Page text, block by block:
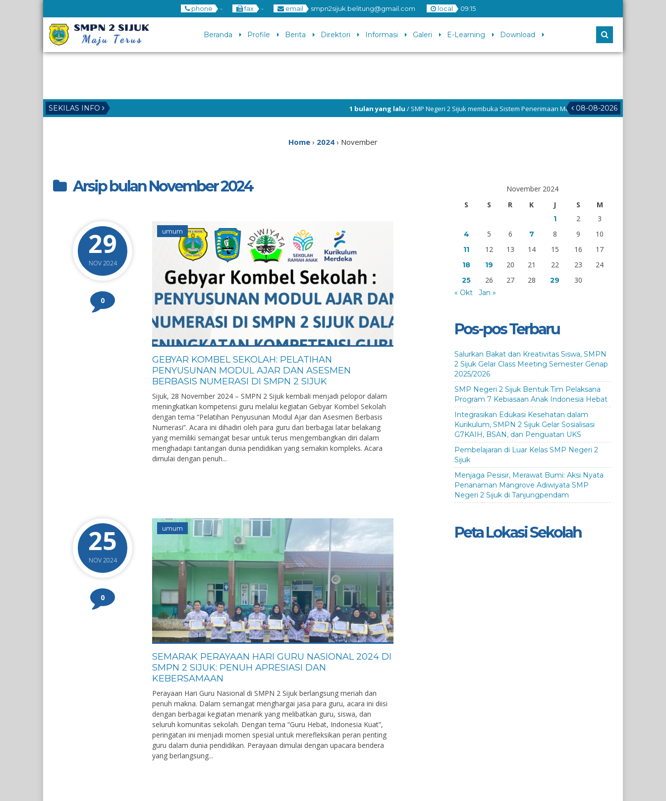
phone - fax - email smpn2sijuk.belitung@gmail.com local 09:15
Beranda Profile Berita Direktori Informasi Galeri E-Learning Download
SEKILAS INFO 08-08-2026
1 bulan yang lalu/ SMP Negeri 2 Sijuk membuka Sistem Penerimaan Murid Baru untuk T.P 2026/2027, Silahkan daftar di
Home › 2024 › November
Arsip bulan November 2024
29
NOV 2024
0
umum
GEBYAR KOMBEL SEKOLAH: PELATIHAN
PENYUSUNAN MODUL AJAR DAN ASESMEN
BERBASIS NUMERASI DI SMPN 2 SIJUK
Sijuk, 28 November 2024 – SMPN 2 Sijuk kembali menjadi pelopor dalam
meningkatkan kompetensi guru melalui kegiatan Gebyar Kombel Sekolah
dengan tema “Pelatihan Penyusunan Modul Ajar dan Asesmen Berbasis
Numerasi”. Acara ini dihadiri oleh para guru dari berbagai latar belakang
yang memiliki semangat besar untuk terus mengembangkan diri dalam
menghadapi tantangan dunia pendidikan yang semakin kompleks. Acara
dimulai dengan penuh...
25
NOV 2024
0
umum
SEMARAK PERAYAAN HARI GURU NASIONAL 2024 DI
SMPN 2 SIJUK: PENUH APRESIASI DAN
KEBERSAMAAN
Perayaan Hari Guru Nasional di SMPN 2 Sijuk berlangsung meriah dan
penuh makna. Dalam semangat menghargai jasa para guru, acara ini diisi
dengan berbagai kegiatan menarik yang melibatkan guru, siswa, dan
seluruh komunitas sekolah. Dengan tema “Guru Hebat, Indonesia Kuat”,
peringatan ini menjadi momen spesial untuk merefleksikan peran penting
guru dalam dunia pendidikan. Perayaan dimulai dengan upacara bendera
yang berlangsung...
November 2024
S
S R K J S M
1 2 3
4 5 6 7 8 9 10
11 12 13 14 15 16 17
18 19 20 21 22 23 24
25 26 27 28 29 30
« Okt Jan »
Pos-pos Terbaru
Salurkan Bakat dan Kreativitas Siswa, SMPN
2 Sijuk Gelar Class Meeting Semester Genap
2025/2026
SMP Negeri 2 Sijuk Bentuk Tim Pelaksana
Program 7 Kebiasaan Anak Indonesia Hebat
Integrasikan Edukasi Kesehatan dalam
Kurikulum, SMPN 2 Sijuk Gelar Sosialisasi
G7KAIH, BSAN, dan Penguatan UKS
Pembelajaran di Luar Kelas SMP Negeri 2
Sijuk
Menjaga Pesisir, Merawat Bumi: Aksi Nyata
Penanaman Mangrove Adiwiyata SMP
Negeri 2 Sijuk di Tanjungpendam
Peta Lokasi Sekolah